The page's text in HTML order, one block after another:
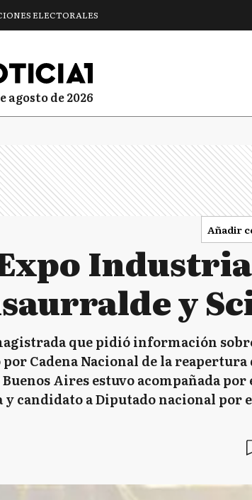
ELECTORALES
agosto de 2026
Añadir
Industria
y
que pidió información
Cadena Nacional de la reapertura
Aires estuvo acompañada
candidato a Diputado nacional por